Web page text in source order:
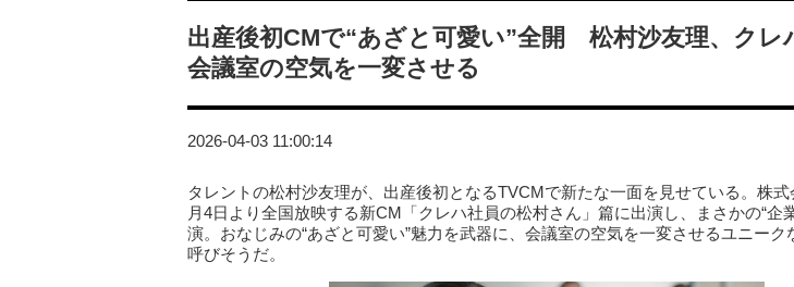
出産後初CMで“あざと可愛い”全開 松村沙友理、クレ
会議室の空気を一変させる
2026-04-03 11:00:14
タレントの松村沙友理が、出産後初となるTVCMで新たな一面を見せている。株
月4日より全国放映する新CM「クレハ社員の松村さん」篇に出演し、まさかの“企
演。おなじみの“あざと可愛い”魅力を武器に、会議室の空気を一変させるユニーク
呼びそうだ。